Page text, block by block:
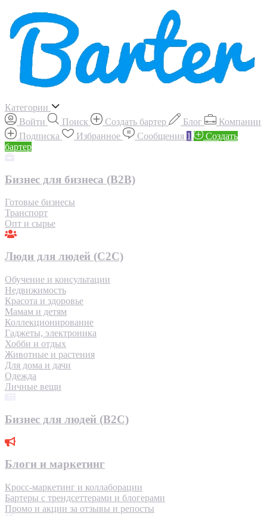
Категории
Войти
Поиск Создать бартер Блог
Компании
Подписка
Избранное Сообщения 1
Создать
бартер
Бизнес для бизнеса (B2B)
Готовые бизнесы
Транспорт
Опт и сырье
Люди для людей (С2С)
Обучение и консультации
Недвижимость
Красота и здоровье
Мамам и детям
Коллекционирование
Гаджеты, электроника
Хобби и отдых
Животные и растения
Для дома и дачи
Одежда
Личные вещи
Бизнес для людей (B2C)
Блоги и маркетинг
Кросс-маркетинг и коллаборации
Бартеры с трендсеттерами и блогерами
Промо и акции за отзывы и репосты